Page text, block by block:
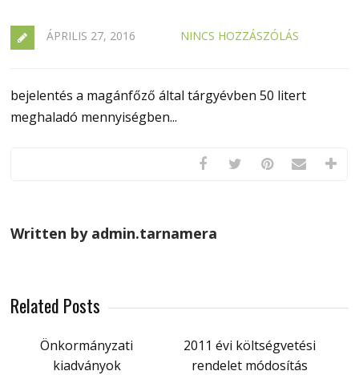
ÁPRILIS 27, 2016 NINCS HOZZÁSZÓLÁS
bejelentés a magánfőző által tárgyévben 50 litert
meghaladó mennyiségben...
Written by admin.tarnamera
Related Posts
Önkormányzati
kiadványok
2011 évi költségvetési
rendelet módosítás